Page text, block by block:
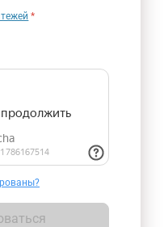
*